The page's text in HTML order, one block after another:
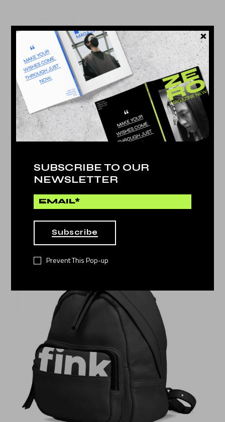
SUBSCRIBE TO OUR
NEWSLETTER
Subscribe
Prevent This Pop-up
NOTEBOOK
$